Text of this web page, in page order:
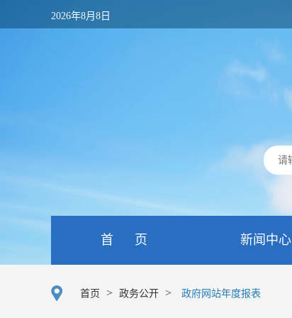
2026年8月8日
首 页 新闻中心
首页 > 政务公开 > 政府网站年度报表